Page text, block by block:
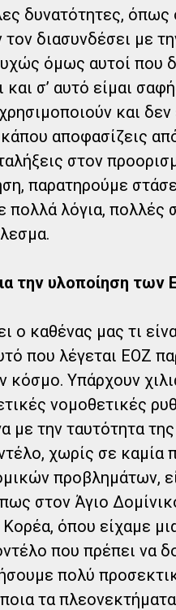
δυνατότητες, όπως
διασυνδέσει με
όμως αυτοί που
σ’ αυτό είμαι
και
αποφασίζεις
στον
παρατηρούμε
πολλά λόγια, πολλές
την υλοποίηση
ο καθένας μας τι
που λέγεται ΕΟΖ
κόσμο. Υπάρχουν
νομοθετικές
με την ταυτότητα
χωρίς σε καμία
προβλημάτων,
στον Άγιο
όπου είχαμε
που πρέπει να
πολύ
τα